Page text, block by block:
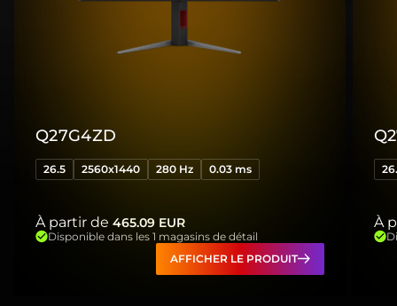
Q27G4ZD
26.5 2560x1440 280 Hz 0.03 ms
À partir de 465.09 EUR
Disponible dans les 1 magasins de détail
AFFICHER LE PRODUIT
À